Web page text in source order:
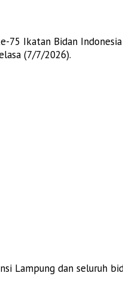
Ikatan Bidan
(7/7/2026).
Lampung dan seluruh